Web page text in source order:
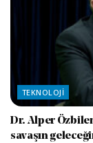
TEKNOLOJI
Dr. Alper
savaşın